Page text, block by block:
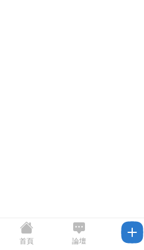
首頁 論壇